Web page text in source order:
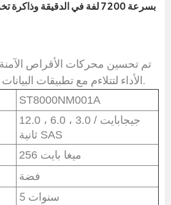
تم تحسين محركات الأقراص الآمنة
الأداء لتتلاءم مع تطبيقات البيانات المجمعة للمؤسسات.
ST8000NM001A
12.0 ، 6.0 ، 3.0 جيجابايت /
ثانية SAS
256 ميغا بايت
فضة
5 سنوات